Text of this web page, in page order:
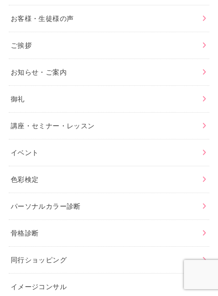
お客様・生徒様の声
ご挨拶
お知らせ・ご案内
御礼
講座・セミナー・レッスン
イベント
色彩検定
パーソナルカラー診断
骨格診断
同行ショッピング
イメージコンサル